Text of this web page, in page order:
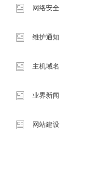
网络安全
维护通知
主机域名
业界新闻
网站建设